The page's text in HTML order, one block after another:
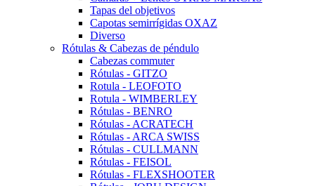
Tapas del objetivos
Capotas semirrígidas OXAZ
Diverso
Rótulas & Cabezas de péndulo
Cabezas commuter
Rótulas - GITZO
Rotula - LEOFOTO
Rotula - WIMBERLEY
Rótulas - BENRO
Rótulas - ACRATECH
Rótulas - ARCA SWISS
Rótulas - CULLMANN
Rótulas - FEISOL
Rótulas - FLEXSHOOTER